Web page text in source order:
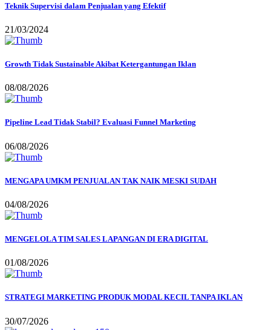
Teknik Supervisi dalam Penjualan yang Efektif
21/03/2024
Growth Tidak Sustainable Akibat Ketergantungan Iklan
08/08/2026
Pipeline Lead Tidak Stabil? Evaluasi Funnel Marketing
06/08/2026
MENGAPA UMKM PENJUALAN TAK NAIK MESKI SUDAH
04/08/2026
MENGELOLA TIM SALES LAPANGAN DI ERA DIGITAL
01/08/2026
STRATEGI MARKETING PRODUK MODAL KECIL TANPA IKLAN
30/07/2026